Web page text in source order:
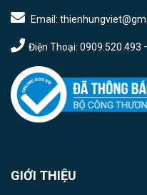
Email:
Điện Thoại: 0909.520.493
GIỚI THIỆU